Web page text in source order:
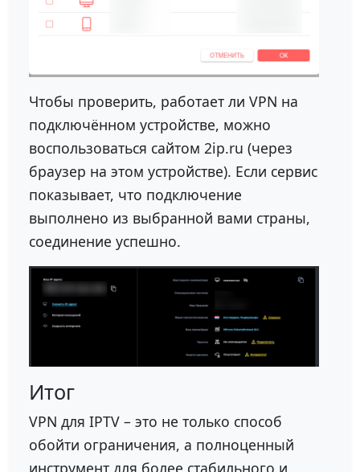
Чтобы проверить, работает ли VPN на
подключённом устройстве, можно
воспользоваться сайтом 2ip.ru (через
браузер на этом устройстве). Если сервис
показывает, что подключение
выполнено из выбранной вами страны,
соединение успешно.
Итог
VPN для IPTV – это не только способ
обойти ограничения, а полноценный
инструмент для более стабильного и